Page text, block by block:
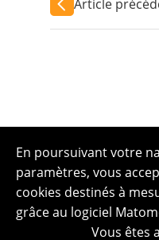
Article
En poursuivant votre
paramètres, vous
cookies destinés à
grâce au logiciel
Vous êtes